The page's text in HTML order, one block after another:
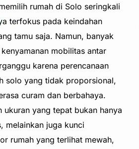
rumah di Solo seringkali
terfokus pada keindahan
tamu saja. Namun, banyak
mobilitas antar
karena perencanaan
solo yang tidak proporsional,
curam dan berbahaya.
ukuran yang tepat bukan hanya
melainkan juga kunci
rumah yang terlihat mewah,